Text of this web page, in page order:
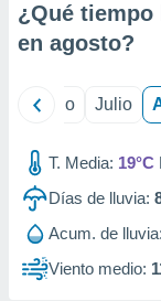
publicidad
1199
¿Qué tiempo
en agosto?
Junio Julio
T. Media: 19°C
Días de lluvia:
Acum. de lluvia:
Viento medio: